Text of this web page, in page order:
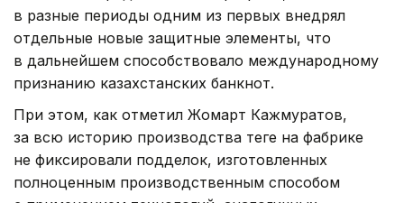
в разные периоды одним из первых внедрял
отдельные новые защитные элементы, что
в дальнейшем способствовало международному
признанию казахстанских банкнот.
При этом, как отметил Жомарт Кажмуратов,
за всю историю производства теңге на фабрике
не фиксировали подделок, изготовленных
полноценным производственным способом